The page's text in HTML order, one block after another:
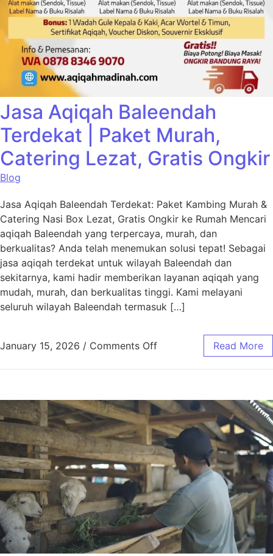
Jasa Aqiqah Baleendah
Terdekat | Paket Murah,
Catering Lezat, Gratis Ongkir
Blog
Jasa Aqiqah Baleendah Terdekat: Paket Kambing Murah &
Catering Nasi Box Lezat, Gratis Ongkir ke Rumah Mencari
aqiqah Baleendah yang terpercaya, murah, dan
berkualitas? Anda telah menemukan solusi tepat! Sebagai
jasa aqiqah terdekat untuk wilayah Baleendah dan
sekitarnya, kami hadir memberikan layanan aqiqah yang
mudah, murah, dan berkualitas tinggi. Kami melayani
seluruh wilayah Baleendah termasuk […]
January 15, 2026 / Comments Off Read More